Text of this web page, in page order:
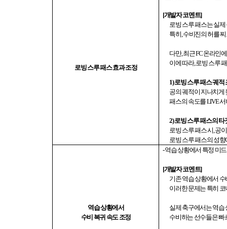
로빙 스루 패스 효과 조정
[개발자 코멘트]
로빙 스루 패스는 실
특히,수비진의 허를
다만,최근FC온라인
이에 따라,로빙 스루
1)로빙 스루 패스 궤적
공의 궤적이 지나치게
패스의 속도를LIVE서
2)로빙 스루 패스의 타
로빙 스루 패스 시,공
로빙 스루 패스의 성
역습 상황에서
수비 복귀 속도 조정
-역습 상황에서 특정 미
[개발자 코멘트]
기존 역습 상황에서
이러한 문제는 특히
실제 축구에서는 역습
수비하는 선수들은 빠